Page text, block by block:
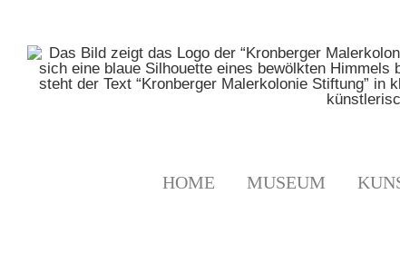
springen
HOME MUSEUM